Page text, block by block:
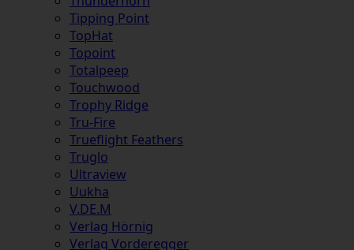
Tipping Point
TopHat
Topoint
Totalpeep
Touchwood
Trophy Ridge
Tru-Fire
Trueflight Feathers
Truglo
Ultraview
Uukha
V.DE.M
Verlag Hörnig
Verlag Vorderegger